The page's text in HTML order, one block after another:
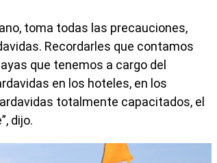
toma todas las precauciones,
Recordarles que contamos
que tenemos a cargo del
en los hoteles, en los
totalmente capacitados, el
dijo.